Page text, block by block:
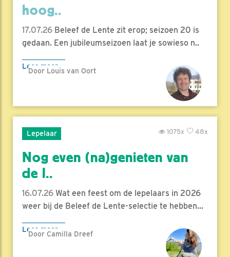
hoog..
17.07.26 Beleef de Lente zit erop; seizoen 20 is
gedaan. Een jubileumseizoen laat je sowieso n..
Lees meer
Door Louis van Oort
Lepelaar 48x
1075x
Nog even (na)genieten van
de l..
16.07.26 Wat een feest om de lepelaars in 2026
weer bij de Beleef de Lente-selectie te hebben...
Lees meer
Door Camilla Dreef